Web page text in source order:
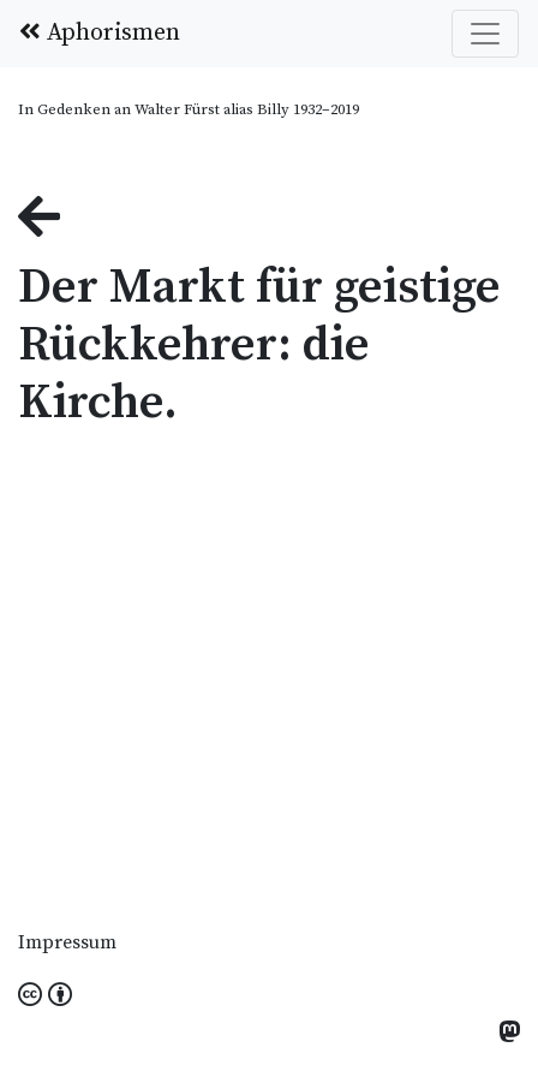
Aphorismen
In Gedenken an Walter Fürst alias Billy 1932–2019
Der Markt für geistige
Rückkehrer: die
Kirche.
Impressum